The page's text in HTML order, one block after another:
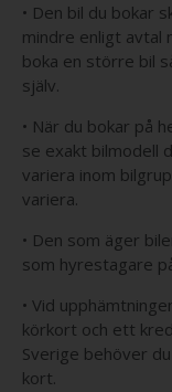
• Den bil du bokar
mindre enligt avtal
boka en större bil
själv.
• När du bokar på
se exakt bilmodell
variera inom
variera.
• Den som äger
som hyrestagare
• Vid
körkort och ett
Sverige behöver
kort.